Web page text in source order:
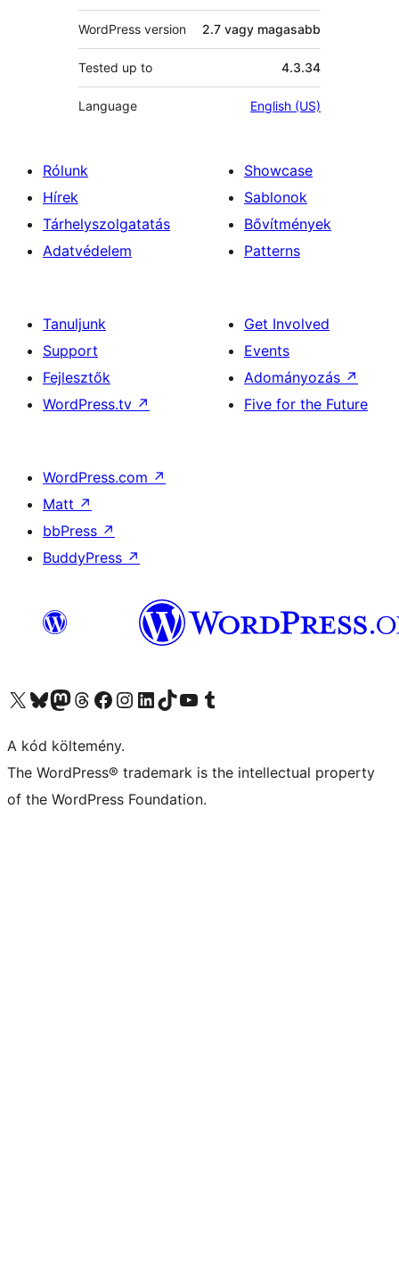
WordPress version 2.7 vagy magasabb
Tested up to 4.3.34
Language English (US)
Rólunk
Hírek
Tárhelyszolgatatás
Adatvédelem
Showcase
Sablonok
Bővítmények
Patterns
Tanuljunk
Support
Fejlesztők
WordPress.tv ↗
Get Involved
Events
Adományozás ↗
Five for the Future
WordPress.com ↗
Matt ↗
bbPress ↗
BuddyPress ↗
Visit our X (formerly Twitter) account
Visit our Bluesky account
Twitter csatornánk
Visit our Threads account
Facebook oldalunk megtekintése
Visit our Instagram account
Visit our LinkedIn account
Visit our TikTok account
Visit our YouTube channel
Visit our Tumblr account
A kód költemény.
The WordPress® trademark is the intellectual property
of the WordPress Foundation.